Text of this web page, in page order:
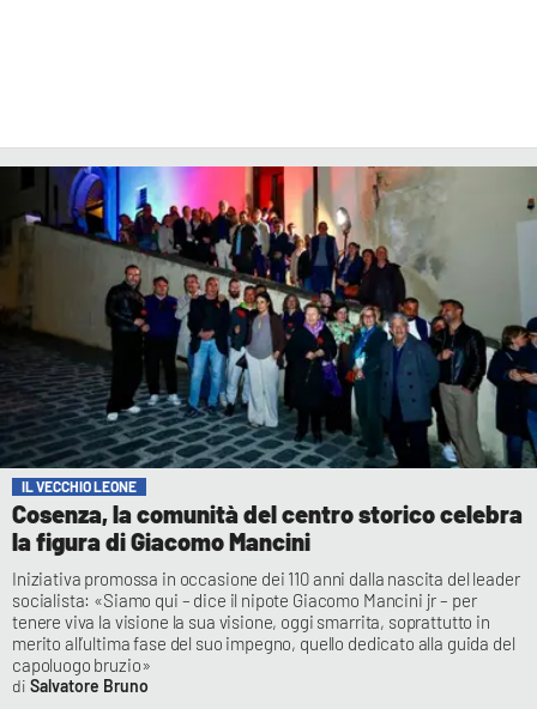
IL VECCHIO LEONE
Cosenza, la comunità del centro storico celebra
la figura di Giacomo Mancini
Iniziativa promossa in occasione dei 110 anni dalla nascita del leader
socialista: «Siamo qui – dice il nipote Giacomo Mancini jr – per
tenere viva la visione la sua visione, oggi smarrita, soprattutto in
merito all’ultima fase del suo impegno, quello dedicato alla guida del
capoluogo bruzio»
Salvatore Bruno